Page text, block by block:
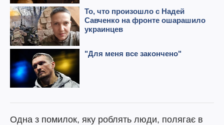
Одна з помилок, яку роблять люди, полягає в